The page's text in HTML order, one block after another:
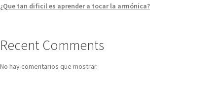
¿Que tan dificil es aprender a tocar la armónica?
Recent Comments
No hay comentarios que mostrar.